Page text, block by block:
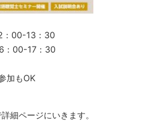
00-13：30
00-17：30
加もOK
細ページにいきます。